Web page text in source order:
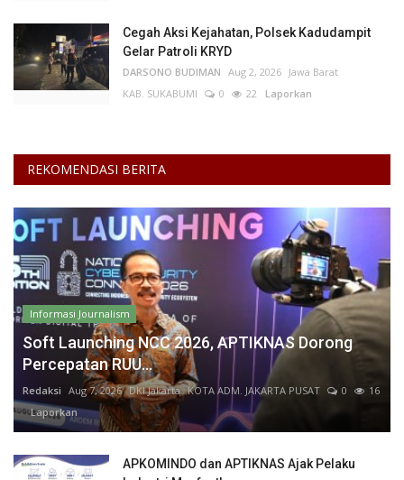
Cegah Aksi Kejahatan, Polsek Kadudampit
Gelar Patroli KRYD
DARSONO BUDIMAN Aug 2, 2026 Jawa Barat
KAB. SUKABUMI
0 22 Laporkan
REKOMENDASI BERITA
Informasi Journalism
Soft Launching NCC 2026, APTIKNAS Dorong
Percepatan RUU...
Redaksi Aug 7, 2026 DKI Jakarta KOTA ADM. JAKARTA PUSAT 0
16
Laporkan
APKOMINDO dan APTIKNAS Ajak Pelaku